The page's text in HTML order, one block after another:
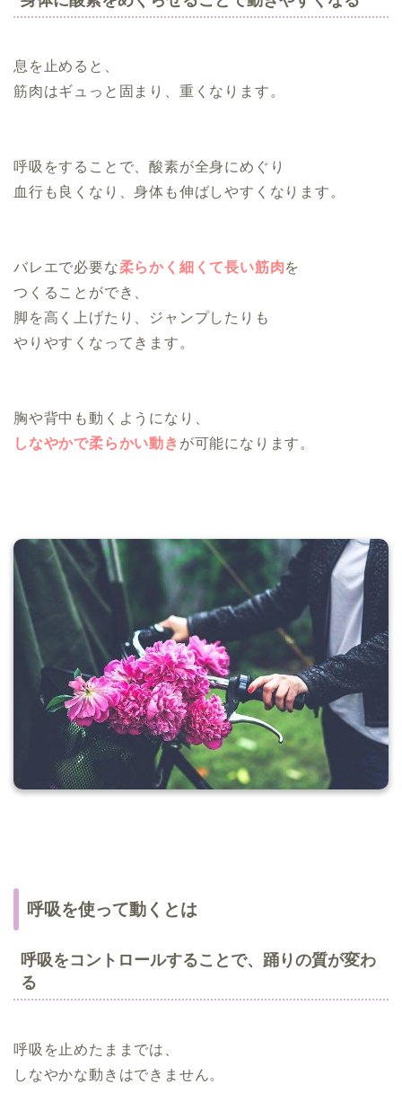
息を止めると、
筋肉はギュっと固まり、重くなります。
呼吸をすることで、酸素が全身にめぐり
血行も良くなり、身体も伸ばしやすくなります。
バレエで必要な柔らかく細くて長い筋肉を
つくることができ、
脚を高く上げたり、ジャンプしたりも
やりやすくなってきます。
胸や背中も動くようになり、
しなやかで柔らかい動き が可能になります。
呼吸を使って動くとは
呼吸をコントロールすることで、踊りの質が変わ
る
呼吸を止めたままでは、
しなやかな動きはできません。